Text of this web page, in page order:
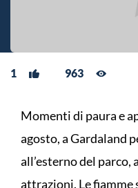
1 963
Momenti di paura e
agosto, a Gardaland
all’esterno del parco,
attrazioni. Le fiamme